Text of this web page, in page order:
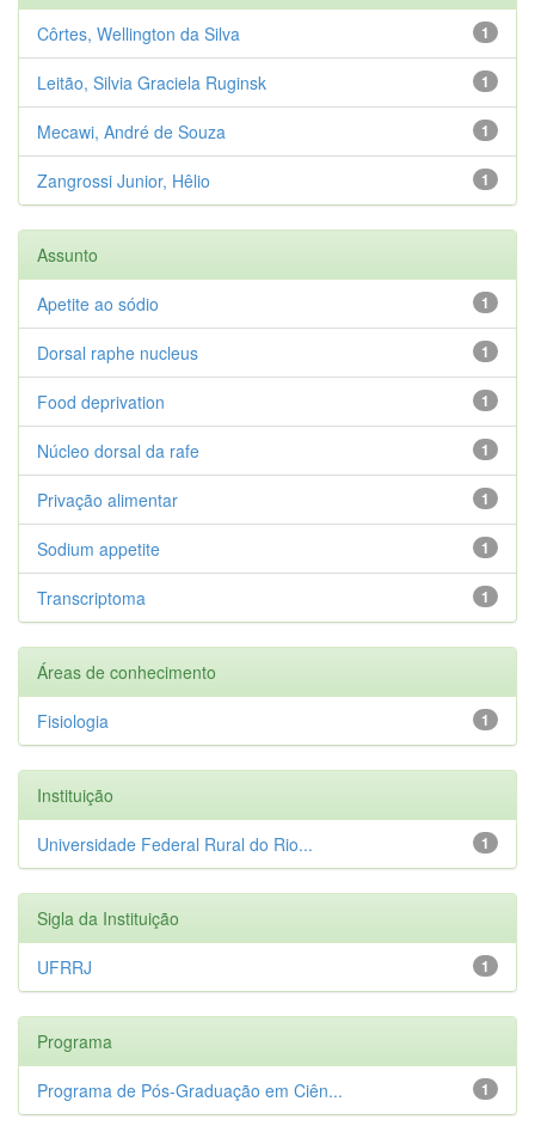
1
Côrtes, Wellington da Silva
1
Leitão, Silvia Graciela Ruginsk
1
Mecawi, André de Souza
1
Zangrossi Junior, Hêlio
Assunto
1
Apetite ao sódio
1
Dorsal raphe nucleus
1
Food deprivation
1
Núcleo dorsal da rafe
1
Privação alimentar
1
Sodium appetite
1
Transcriptoma
Áreas de conhecimento
1
Fisiologia
Instituição
1
Universidade Federal Rural do Rio...
Sigla da Instituição
1
UFRRJ
Programa
1
Programa de Pós-Graduação em Ciên...